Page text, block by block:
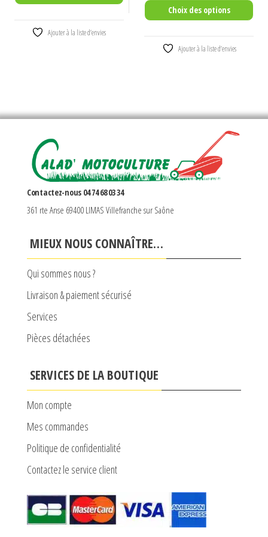
Ce
produit
options
choisies
sur
la
du
produit
Ajouter à la liste d’envies
Choix des options
Ce
produit
Les
options
peuvent
être
du
Ajouter à la liste d’envies
Contactez-nous 04 74 68 03 34
361 rte Anse 69400 LIMAS Villefranche sur Saône
MIEUX NOUS CONNAÎTRE…
Qui sommes nous ?
Livraison & paiement sécurisé
Services
Pièces détachées
SERVICES DE LA BOUTIQUE
Mon compte
Mes commandes
Politique de confidentialité
Contactez le service client